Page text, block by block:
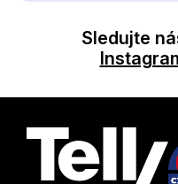
Sledujte